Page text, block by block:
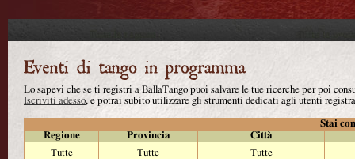
Lo sapevi che se ti registri a BallaTango puoi salvare le tue ricerche per poi
Iscriviti adesso, e potrai subito utilizzare gli strumenti dedicati agli utenti
Stai
Regione
Provincia
Città
Tutte
Tutte
Tutte